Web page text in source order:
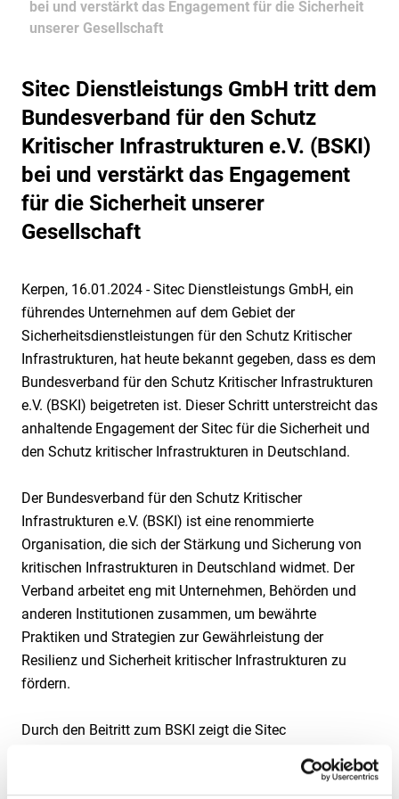
Hafensicherheit gem. ISPS-Code
Sicherheit für die Luftfahrt
Technische Sicherheit
Digitaler Empfang
Drohnen
KWS Video Control
Notruf- & Serviceleitstelle
Videofernüberwachung
Mobile Sicherheit
Geld- & Werttransport
Mobile Baustellenbewachung
Revierstreifendienst
Urlaubsservice
Arbeitnehmerüberlassung
Arbeitsschutz
Betriebs- und Werkfeuerwehr
Betrieblicher Rettungsdienst
Consulting
Facility Management
Qualitätsmanagement
Hinweisgeberportal (HinSchG und LkSG)
Weiterbildung & Quereinstieg
bei und verstärkt das Engagement für die Sicherheit
unserer Gesellschaft
Sitec Dienstleistungs GmbH tritt dem
Bundesverband für den Schutz
Kritischer Infrastrukturen e.V. (BSKI)
bei und verstärkt das Engagement
für die Sicherheit unserer
Gesellschaft
Kerpen, 16.01.2024 - Sitec Dienstleistungs GmbH, ein
führendes Unternehmen auf dem Gebiet der
Sicherheitsdienstleistungen für den Schutz Kritischer
Infrastrukturen, hat heute bekannt gegeben, dass es dem
Bundesverband für den Schutz Kritischer Infrastrukturen
e.V. (BSKI) beigetreten ist. Dieser Schritt unterstreicht das
anhaltende Engagement der Sitec für die Sicherheit und
den Schutz kritischer Infrastrukturen in Deutschland.
Der Bundesverband für den Schutz Kritischer
Infrastrukturen e.V. (BSKI) ist eine renommierte
Organisation, die sich der Stärkung und Sicherung von
kritischen Infrastrukturen in Deutschland widmet. Der
Verband arbeitet eng mit Unternehmen, Behörden und
anderen Institutionen zusammen, um bewährte
Praktiken und Strategien zur Gewährleistung der
Resilienz und Sicherheit kritischer Infrastrukturen zu
fördern.
Durch den Beitritt zum BSKI zeigt die Sitec
und Zuverlässigkeit der Dienstleistungen und Produkte,